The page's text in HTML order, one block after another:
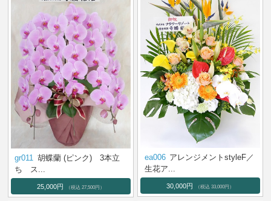
gr011 胡蝶蘭 (ピンク) 3本立
ち ス...
25,000円 （税込 27,500円）
ea006 アレンジメントstyleF／
生花ア...
30,000円 （税込 33,000円）